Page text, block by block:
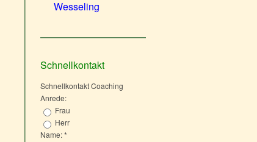
Wesseling
Schnellkontakt
Schnellkontakt Coaching
Anrede:
Frau
Herr
Name:*